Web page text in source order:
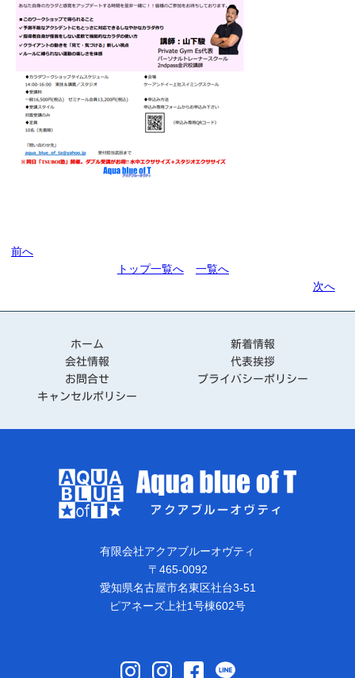
前へ
トップ一覧へ
一覧へ
次へ
ホーム
新着情報
会社情報
代表挨拶
お問合せ
プライバシーポリシー
キャンセルポリシー
有限会社アクアブルーオヴティ
〒465-0092
愛知県名古屋市名東区社台3-51
ピアネーズ上社1号棟602号